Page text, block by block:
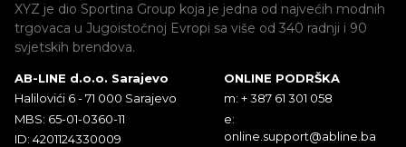
XYZ je dio Sportina Group koja je jedna od najvećih modnih
trgovaca u Jugoistočnoj Evropi sa više od 340 radnji i 90
svjetskih brendova.
AB-LINE d.o.o. Sarajevo
Halilovići 6 - 71 000 Sarajevo
MBS: 65-01-0360-11
ID: 4201124330009
ONLINE PODRŠKA
m: + 387 61 301 058
e:
online.support@abline.ba